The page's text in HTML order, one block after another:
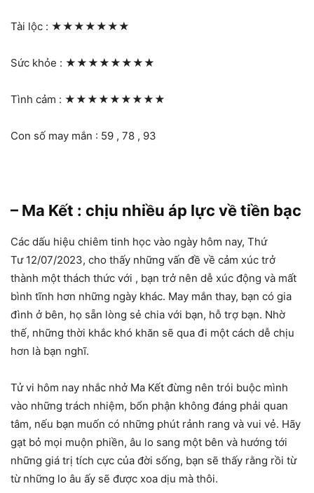
Tài lộc : ★★★★★★★
Sức khỏe : ★★★★★★★★
Tình cảm : ★★★★★★★★★
Con số may mắn : 59 , 78 , 93
– Ma Kết : chịu nhiều áp lực về tiền bạc
Các dấu hiệu chiêm tinh học vào ngày hôm nay, Thứ
Tư 12/07/2023, cho thấy những vấn đề về cảm xúc trở
thành một thách thức với , bạn trở nên dễ xúc động và mất
bình tĩnh hơn những ngày khác. May mắn thay, bạn có gia
đình ở bên, họ sẵn lòng sẻ chia với bạn, hỗ trợ bạn. Nhờ
thế, những thời khắc khó khăn sẽ qua đi một cách dễ chịu
hơn là bạn nghĩ.
Tử vi hôm nay nhắc nhở Ma Kết đừng nên trói buộc mình
vào những trách nhiệm, bổn phận không đáng phải quan
tâm, nếu bạn muốn có những phút rảnh rang và vui vẻ. Hãy
gạt bỏ mọi muộn phiền, âu lo sang một bên và hướng tới
những giá trị tích cực của đời sống, bạn sẽ thấy rằng rồi từ
từ những lo âu ấy sẽ được xoa dịu mà thôi.